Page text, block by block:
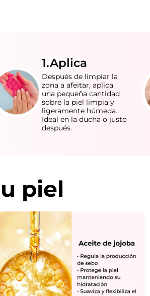
1.Aplica
Después de limpiar la
zona a afeitar, aplica
una pequeña cantidad
sobre la piel limpia y
ligeramente húmeda.
Ideal en la ducha o justo
después.
piel